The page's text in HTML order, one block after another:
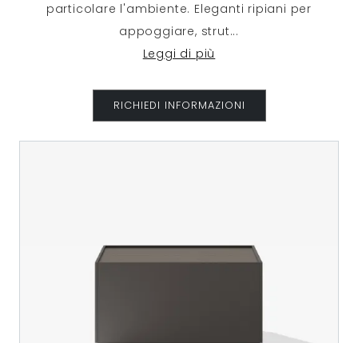
particolare l'ambiente. Eleganti ripiani per
appoggiare, strut...
Leggi di più
RICHIEDI INFORMAZIONI